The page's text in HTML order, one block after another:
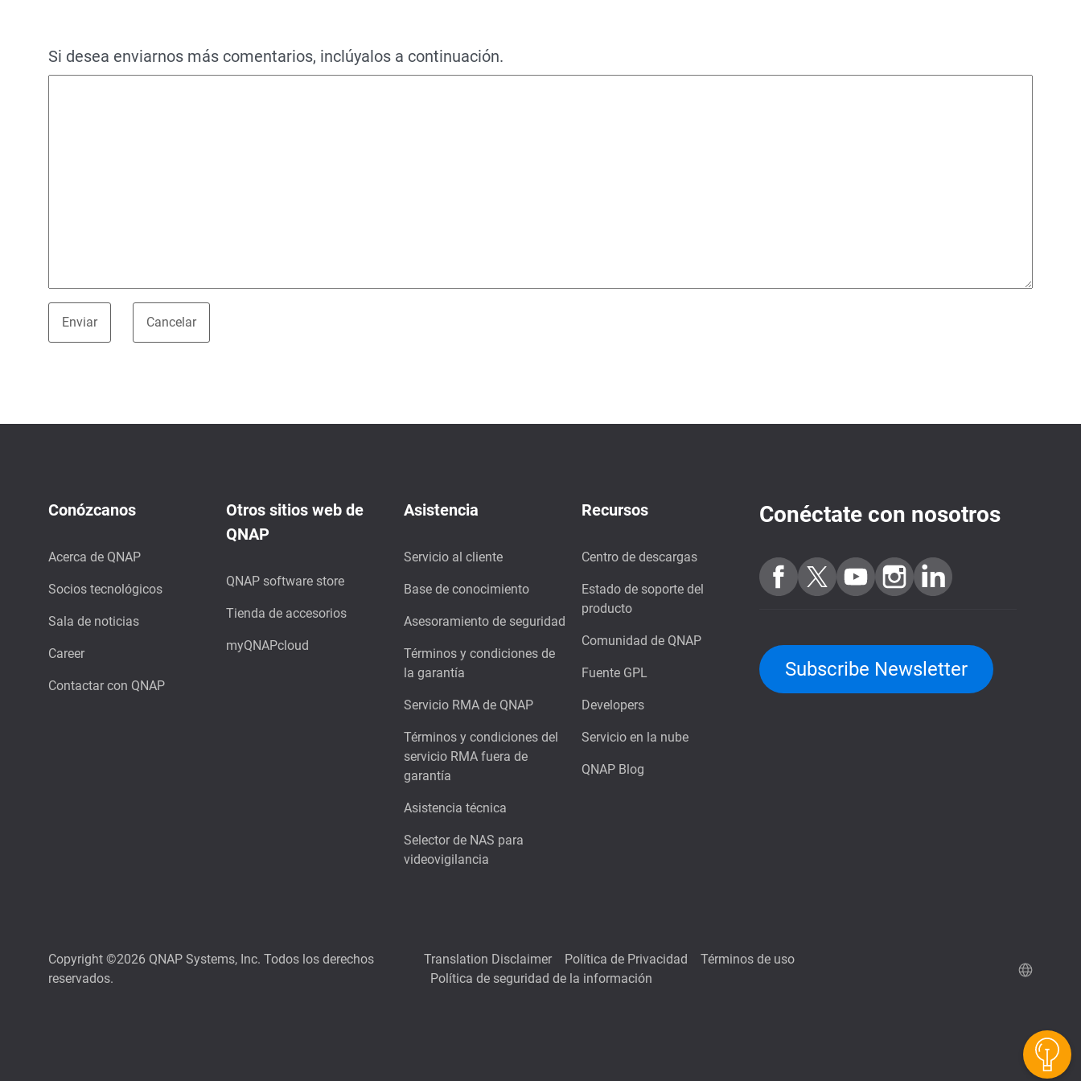
Si desea enviarnos más comentarios, inclúyalos a continuación.
Conózcanos
Acerca de QNAP
Socios tecnológicos
Sala de noticias
Career
Contactar con QNAP
Otros sitios web de
QNAP
QNAP software store
Tienda de accesorios
myQNAPcloud
Asistencia
Servicio al cliente
Base de conocimiento
Asesoramiento de seguridad
Términos y condiciones de
la garantía
Servicio RMA de QNAP
Términos y condiciones del
servicio RMA fuera de
garantía
Asistencia técnica
Selector de NAS para
videovigilancia
Recursos
Centro de descargas
Estado de soporte del
producto
Comunidad de QNAP
Fuente GPL
Developers
Servicio en la nube
QNAP Blog
Conéctate con nosotros
Subscribe Newsletter
Copyright ©2026 QNAP Systems, Inc. Todos los derechos
reservados.
Translation Disclaimer Política de Privacidad
Términos de uso
Política de seguridad de la información
Calculadora RAID de QNAP